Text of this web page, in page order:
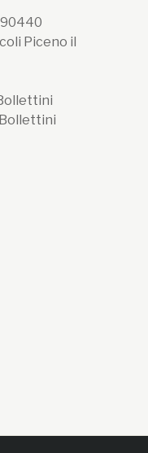
Piceno il